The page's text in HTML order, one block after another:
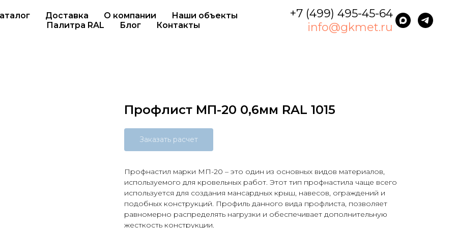
Доставка О компании
Наши объекты
Палитра RAL
Блог Контакты
+7 (499) 495-45-64
info@gkmet.ru
Профлист МП-20 0,6мм RAL 1015
Заказать расчет
Профнастил марки МП-20 – это один из основных видов материалов,
используемого для кровельных работ. Этот тип профнастила чаще всего
используется для создания мансардных крыш, навесов, ограждений и
подобных конструкций. Профиль данного вида профлиста, позволяет
равномерно распределять нагрузки и обеспечивает дополнительную
жесткость конструкции.